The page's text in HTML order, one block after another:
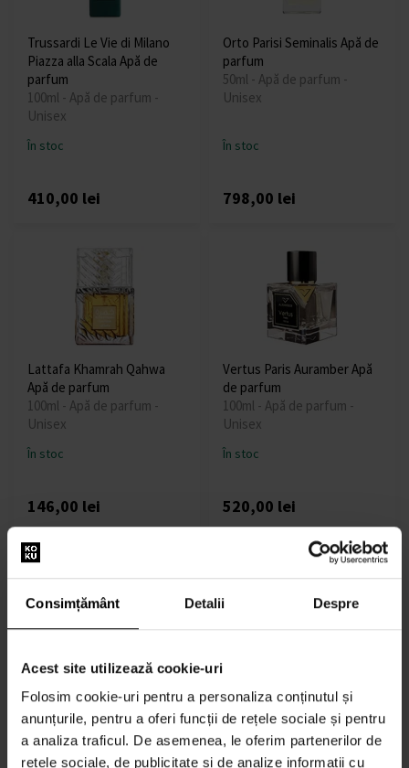
Consimțământ Detalii Despre
Acest site utilizează cookie-uri
Folosim cookie-uri pentru a personaliza conținutul și
anunțurile, pentru a oferi funcții de rețele sociale și pentru
a analiza traficul. De asemenea, le oferim partenerilor de
rețele sociale, de publicitate și de analize informații cu
Trussardi Le Vie di Milano
Piazza alla Scala Apă de
parfum
100ml - Apă de parfum -
Unisex
În stoc
410,00 lei
Orto Parisi Seminalis Apă de
parfum
50ml - Apă de parfum -
Unisex
În stoc
798,00 lei
Lattafa Khamrah Qahwa
Apă de parfum
100ml - Apă de parfum -
Unisex
În stoc
146,00 lei
Vertus Paris Auramber Apă
de parfum
100ml - Apă de parfum -
Unisex
În stoc
520,00 lei
Nishane Hundred Silent
Ways Apă de parfum
De la % - până la %s - Apă
de parfum - Unisex
Parfum Apa de parfum -
Tester
100ml - Apă de parfum -
Unisex